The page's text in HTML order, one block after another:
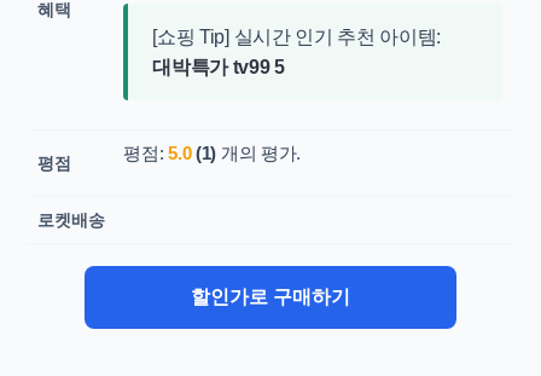
혜택
[쇼핑 Tip] 실시간 인기 추천 아이템:
대박특가 tv99 5
평점 평점:5.0 (1) 개의 평가.
로켓배송
할인가로 구매하기